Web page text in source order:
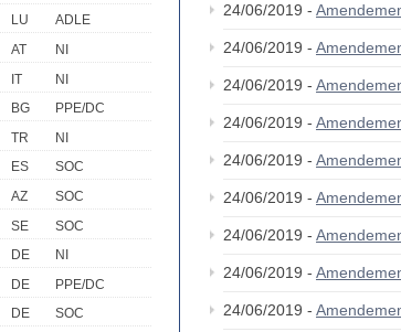
LU
ADLE
AT
NI
IT
NI
BG
PPE/DC
TR
NI
ES
SOC
AZ
SOC
SE
SOC
DE
NI
DE
PPE/DC
DE
SOC
24/06/2019 -
24/06/2019 -
24/06/2019 -
24/06/2019 -
24/06/2019 -
24/06/2019 -
24/06/2019 -
24/06/2019 -
24/06/2019 -